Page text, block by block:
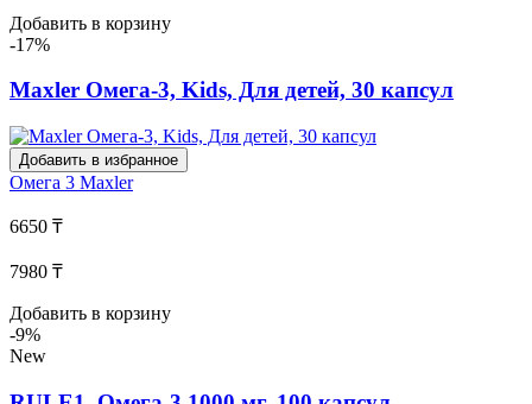
Добавить в корзину
-17%
Maxler Омега-3, Kids, Для детей, 30 капсул
Добавить в избранное
Омега 3 Maxler
6650 ₸
7980 ₸
Добавить в корзину
-9%
New